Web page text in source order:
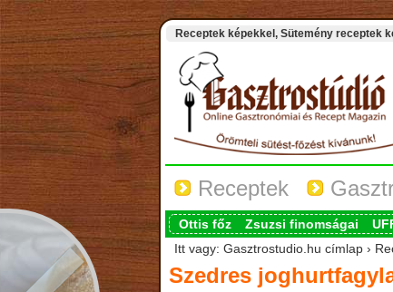
Receptek képekkel, Sütemény receptek
Receptek
Ottis főz Zsuzsi finomságai
Itt vagy: Gasztrostudio.hu címlap ›
Szedres